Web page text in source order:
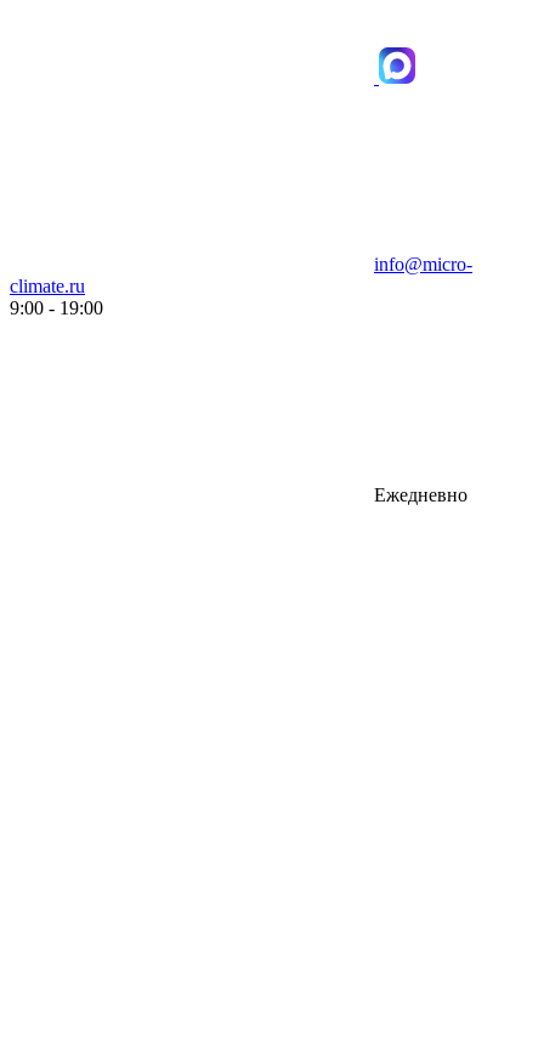
info@micro-
climate.ru
9:00 - 19:00
Ежедневно